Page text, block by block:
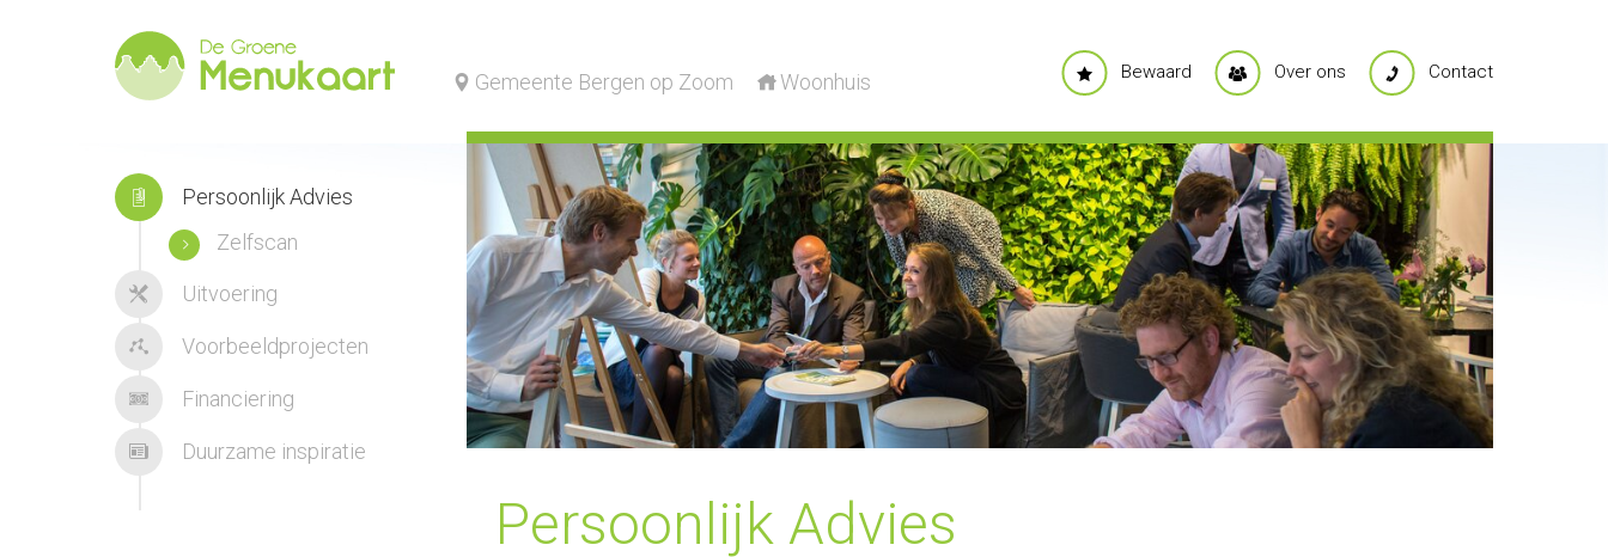
Gemeente Bergen op Zoom Woonhuis Bewaard Over ons Contact
Persoonlijk Advies
Zelfscan
Uitvoering
Voorbeeldprojecten
Financiering
Duurzame inspiratie
Persoonlijk Advies